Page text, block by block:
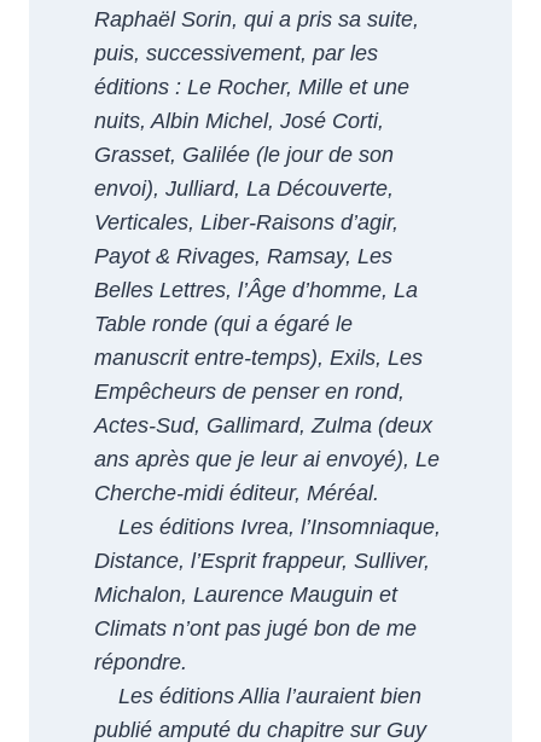
Raphaël Sorin, qui a pris sa suite,
puis, successivement, par les
éditions : Le Rocher, Mille et une
nuits, Albin Michel, José Corti,
Grasset, Galilée (le jour de son
envoi), Julliard, La Découverte,
Verticales, Liber-Raisons d’agir,
Payot & Rivages, Ramsay, Les
Belles Lettres, l’Âge d’homme, La
Table ronde (qui a égaré le
manuscrit entre-temps), Exils, Les
Empêcheurs de penser en rond,
Actes-Sud, Gallimard, Zulma (deux
ans après que je leur ai envoyé), Le
Cherche-midi éditeur, Méréal.
Les éditions Ivrea, l’Insomniaque,
Distance, l’Esprit frappeur, Sulliver,
Michalon, Laurence Mauguin et
Climats n’ont pas jugé bon de me
répondre.
Les éditions Allia l’auraient bien
publié amputé du chapitre sur Guy